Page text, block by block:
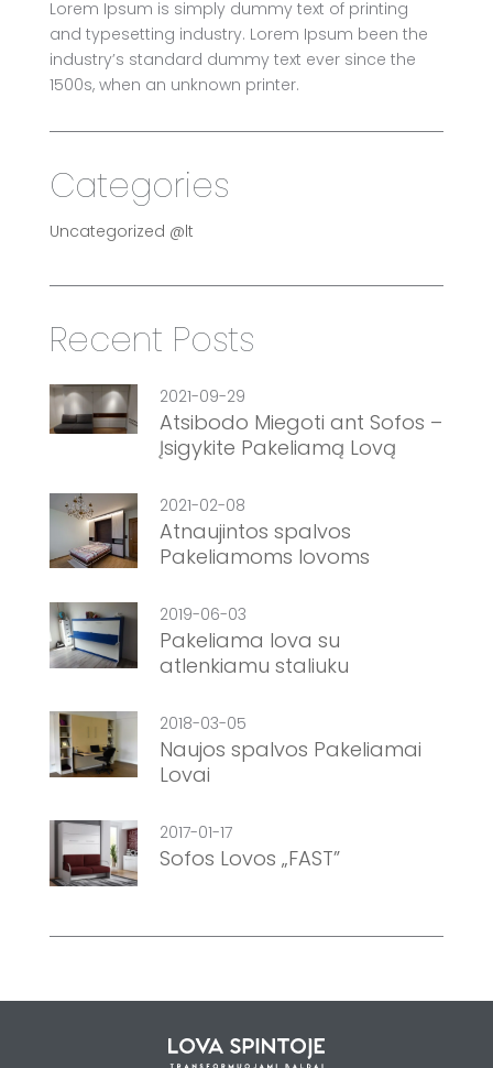
Lorem Ipsum is simply dummy text of printing
and typesetting industry. Lorem Ipsum been the
industry’s standard dummy text ever since the
1500s, when an unknown printer.
Categories
Uncategorized @lt
Recent Posts
2021-09-29
Atsibodo Miegoti ant Sofos –
Įsigykite Pakeliamą Lovą
2021-02-08
Atnaujintos spalvos
Pakeliamoms lovoms
2019-06-03
Pakeliama lova su
atlenkiamu staliuku
2018-03-05
Naujos spalvos Pakeliamai
Lovai
2017-01-17
Sofos Lovos „FAST”